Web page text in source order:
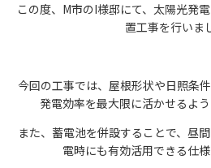
この度、M市のI様邸にて、太陽光発
置工事を行いま
今回の工事では、屋根形状や日照条
発電効率を最大限に活かせるよ
また、蓄電池を併設することで、昼
電時にも有効活用できる仕様